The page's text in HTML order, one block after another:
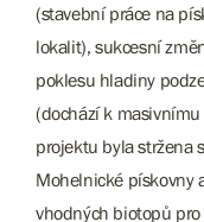
(stavební práce na
lokalit), sukcesní
poklesu hladiny
(dochází k
projektu byla stržena
Mohelnické pískovny
vhodných biotopů